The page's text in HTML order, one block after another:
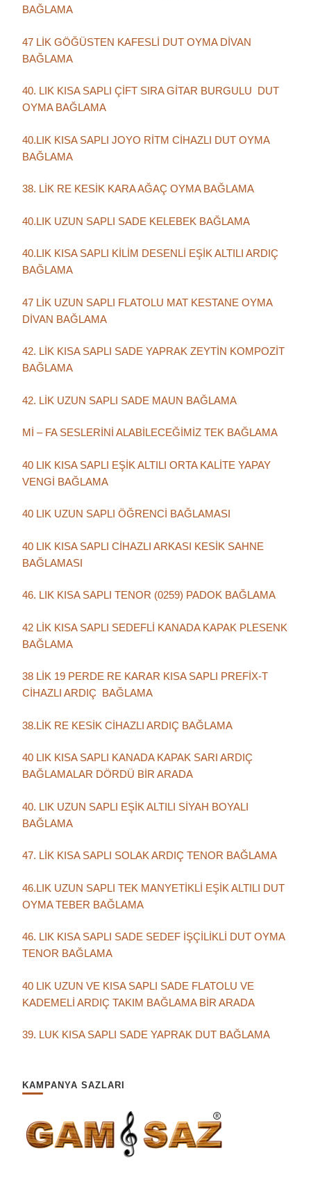
BAĞLAMA
47 LİK GÖĞÜSTEN KAFESLİ DUT OYMA DİVAN
BAĞLAMA
40. LIK KISA SAPLI ÇİFT SIRA GİTAR BURGULU DUT
OYMA BAĞLAMA
40.LIK KISA SAPLI JOYO RİTM CİHAZLI DUT OYMA
BAĞLAMA
38. LİK RE KESİK KARA AĞAÇ OYMA BAĞLAMA
40.LIK UZUN SAPLI SADE KELEBEK BAĞLAMA
40.LIK KISA SAPLI KİLİM DESENLİ EŞİK ALTILI ARDIÇ
BAĞLAMA
47 LİK UZUN SAPLI FLATOLU MAT KESTANE OYMA
DİVAN BAĞLAMA
42. LİK KISA SAPLI SADE YAPRAK ZEYTİN KOMPOZİT
BAĞLAMA
42. LİK UZUN SAPLI SADE MAUN BAĞLAMA
Mİ – FA SESLERİNİ ALABİLECEĞİMİZ TEK BAĞLAMA
40 LIK KISA SAPLI EŞİK ALTILI ORTA KALİTE YAPAY
VENGİ BAĞLAMA
40 LIK UZUN SAPLI ÖĞRENCİ BAĞLAMASI
40 LIK KISA SAPLI CİHAZLI ARKASI KESİK SAHNE
BAĞLAMASI
46. LIK KISA SAPLI TENOR (0259) PADOK BAĞLAMA
42 LİK KISA SAPLI SEDEFLİ KANADA KAPAK PLESENK
BAĞLAMA
38 LİK 19 PERDE RE KARAR KISA SAPLI PREFİX-T
CİHAZLI ARDIÇ BAĞLAMA
38.LİK RE KESİK CİHAZLI ARDIÇ BAĞLAMA
40 LIK KISA SAPLI KANADA KAPAK SARI ARDIÇ
BAĞLAMALAR DÖRDÜ BİR ARADA
40. LIK UZUN SAPLI EŞİK ALTILI SİYAH BOYALI
BAĞLAMA
47. LİK KISA SAPLI SOLAK ARDIÇ TENOR BAĞLAMA
46.LIK UZUN SAPLI TEK MANYETİKLİ EŞİK ALTILI DUT
OYMA TEBER BAĞLAMA
46. LIK KISA SAPLI SADE SEDEF İŞÇİLİKLİ DUT OYMA
TENOR BAĞLAMA
40 LIK UZUN VE KISA SAPLI SADE FLATOLU VE
KADEMELİ ARDIÇ TAKIM BAĞLAMA BİR ARADA
39. LUK KISA SAPLI SADE YAPRAK DUT BAĞLAMA
KAMPANYA SAZLARI